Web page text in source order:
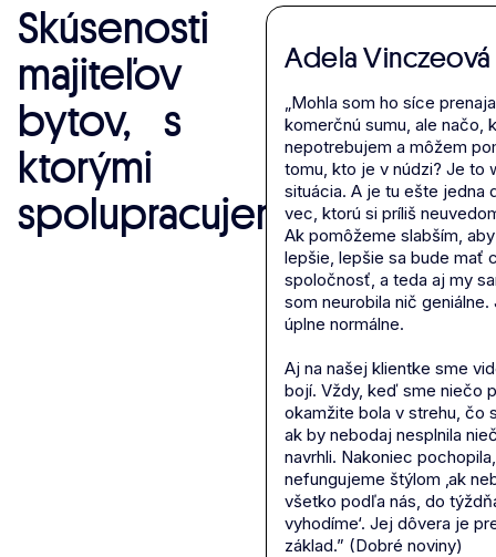
Skúsenosti
majiteľov
bytov, s
ktorými
spolupracujeme.
Adela Vinczeová
„Mohla som ho síce
komerčnú sumu, ale načo,
nepotrebujem a môžem
tomu, kto je v núdzi? Je to
situácia. A je tu ešte jedna
vec, ktorú si príliš
Ak pomôžeme slabším,
lepšie, lepšie sa bude mať
spoločnosť, a teda aj my
som neurobila nič geniálne.
úplne normálne.
Aj na našej klientke sme
bojí. Vždy, keď sme niečo
okamžite bola v strehu, čo
ak by nebodaj nesplnila
navrhli. Nakoniec
nefungujeme štýlom ‚ak
všetko podľa nás, do
vyhodíme‘. Jej dôvera je
základ.” (Dobré noviny)